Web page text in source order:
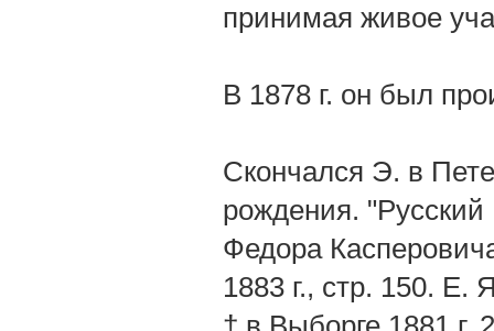
принимая живое
В 1878 г. он был
Скончался Э. в
рождения.
Федора
1883 г., стр. 150.